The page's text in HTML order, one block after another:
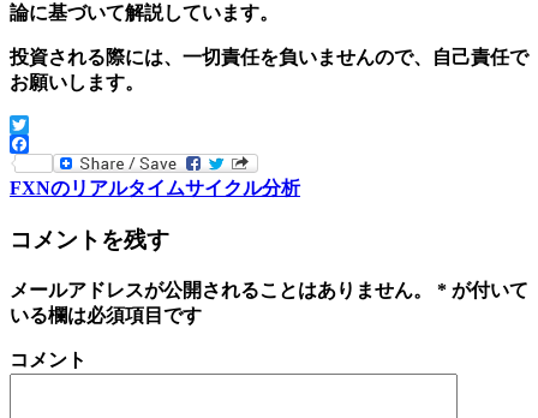
論に基づいて解説しています。
投資される際には、一切責任を負いませんので、自己責任で
お願いします。
Twitter
Facebook
FXNのリアルタイムサイクル分析
コメントを残す
メールアドレスが公開されることはありません。 * が付いて
いる欄は必須項目です
コメント